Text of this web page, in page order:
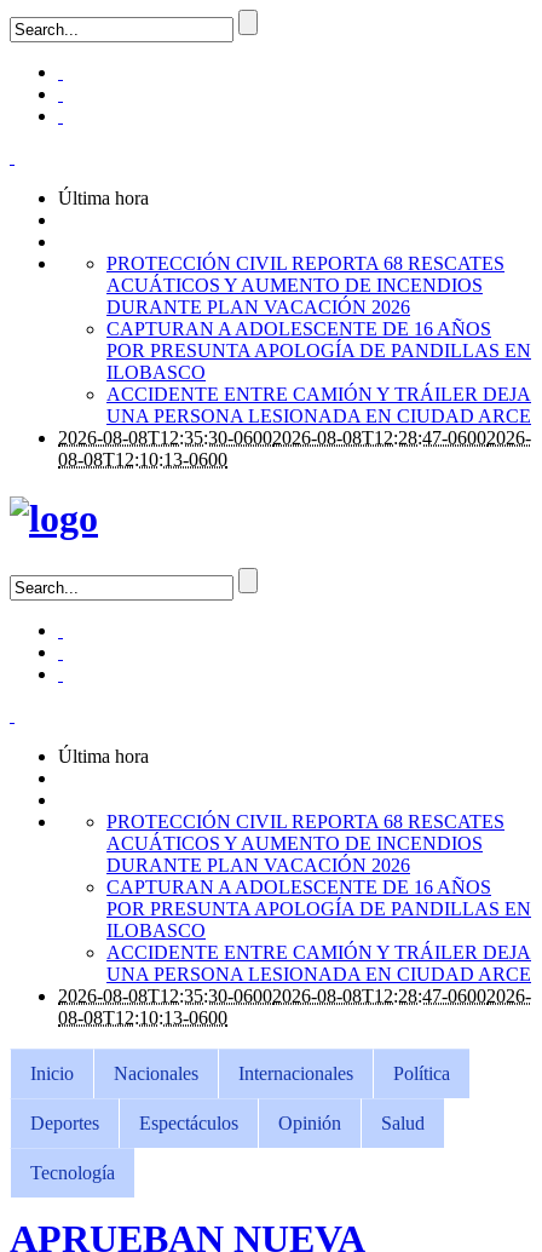
Última hora
PROTECCIÓN CIVIL REPORTA 68 RESCATES
ACUÁTICOS Y AUMENTO DE INCENDIOS
DURANTE PLAN VACACIÓN 2026
CAPTURAN A ADOLESCENTE DE 16 AÑOS
POR PRESUNTA APOLOGÍA DE PANDILLAS EN
ILOBASCO
ACCIDENTE ENTRE CAMIÓN Y TRÁILER DEJA
UNA PERSONA LESIONADA EN CIUDAD ARCE
2026-08-08T12:35:30-06002026-08-08T12:28:47-06002026-
08-08T12:10:13-0600
Última hora
PROTECCIÓN CIVIL REPORTA 68 RESCATES
ACUÁTICOS Y AUMENTO DE INCENDIOS
DURANTE PLAN VACACIÓN 2026
CAPTURAN A ADOLESCENTE DE 16 AÑOS
POR PRESUNTA APOLOGÍA DE PANDILLAS EN
ILOBASCO
ACCIDENTE ENTRE CAMIÓN Y TRÁILER DEJA
UNA PERSONA LESIONADA EN CIUDAD ARCE
2026-08-08T12:35:30-06002026-08-08T12:28:47-06002026-
08-08T12:10:13-0600
Inicio Nacionales Internacionales Política
Deportes Espectáculos Opinión Salud
Tecnología
APRUEBAN NUEVA